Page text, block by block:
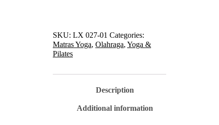
anti
slip
TPE
Original
027-
SKU: LX 027-01 Categories:
Matras Yoga, Olahraga, Yoga &
Pilates
Description
Additional information